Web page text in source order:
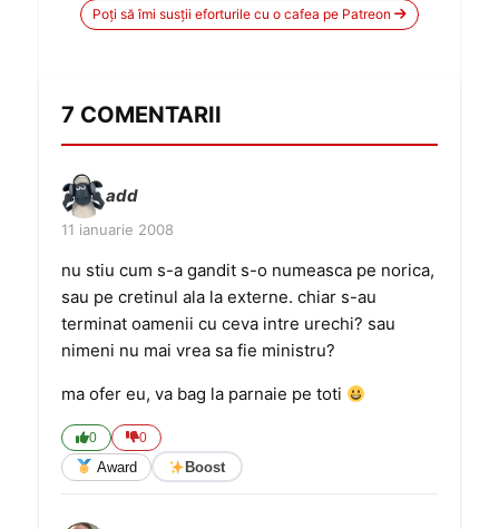
Poți să îmi susții eforturile cu o cafea pe Patreon
7 COMENTARII
add
11 ianuarie 2008
nu stiu cum s-a gandit s-o numeasca pe norica,
sau pe cretinul ala la externe. chiar s-au
terminat oamenii cu ceva intre urechi? sau
nimeni nu mai vrea sa fie ministru?
ma ofer eu, va bag la parnaie pe toti
0 0
Award Boost